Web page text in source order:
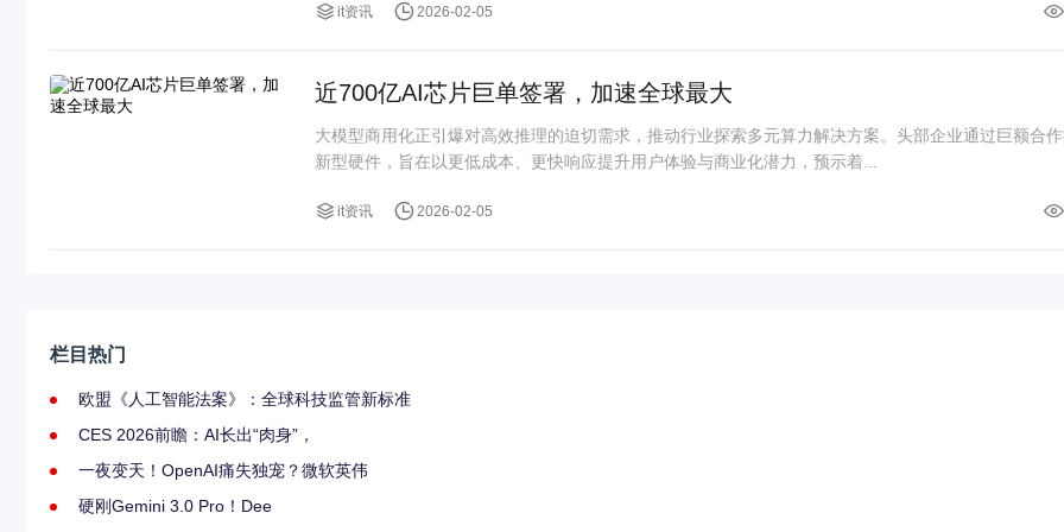
it资讯 2026-02-05
近700亿AI芯片巨单签署，加速全球最大
大模型商用化正引爆对高效推理的迫切需求，推动行业探索多元算力解决方案。头部企业通过巨额合
新型硬件，旨在以更低成本、更快响应提升用户体验与商业化潜力，预示着...
it资讯 2026-02-05
栏目热门
欧盟《人工智能法案》：全球科技监管新标准
CES 2026前瞻：AI长出“肉身”，
一夜变天！OpenAI痛失独宠？微软英伟
硬刚Gemini 3.0 Pro！Dee